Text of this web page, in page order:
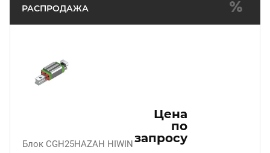
РАСПРОДАЖА
Блок CGH25HAZAH HIWIN
Цена
по
запросу